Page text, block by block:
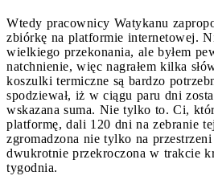
Wtedy pracownicy Watykanu
zbiórkę na platformie internetowej.
wielkiego przekonania, ale byłem
natchnienie, więc nagrałem kilka
koszulki termiczne są bardzo
spodziewał, iż w ciągu paru dni
wskazana suma. Nie tylko to. Ci,
platformę, dali 120 dni na zebranie
zgromadzona nie tylko na
dwukrotnie przekroczona w trakcie
tygodnia.